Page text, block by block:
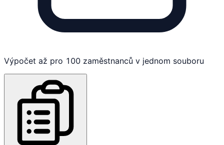
Výpočet až pro 100 zaměstnanců v jednom souboru